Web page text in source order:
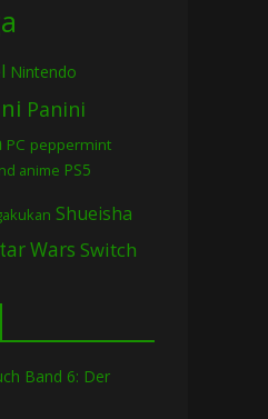
Nintendo
Panini
PC peppermint
anime PS5
Shueisha
Wars Switch
Band 6: Der